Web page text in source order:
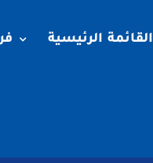
القائمة الرئيسية